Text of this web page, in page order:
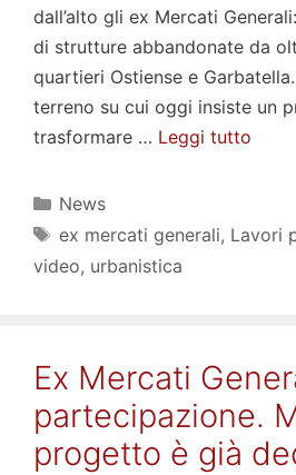
dall’alto gli ex Mercati
di strutture abbandonate da
quartieri Ostiense e
terreno su cui oggi insiste un
trasformare … Leggi tutto
Categorie
News
Tag
ex mercati generali, Lavori
video, urbanistica
Ex Mercati
partecipazione.
progetto è già